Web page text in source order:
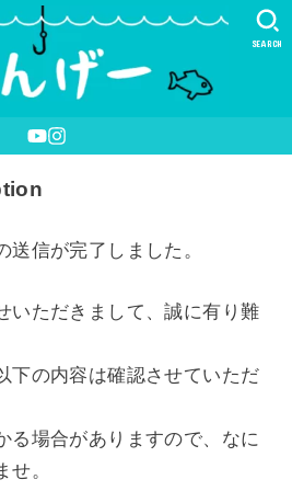
SEARCH
信が完了しました。
いただきまして、誠に有り難
下の内容は確認させていただ
る場合がありますので、なに
せ。